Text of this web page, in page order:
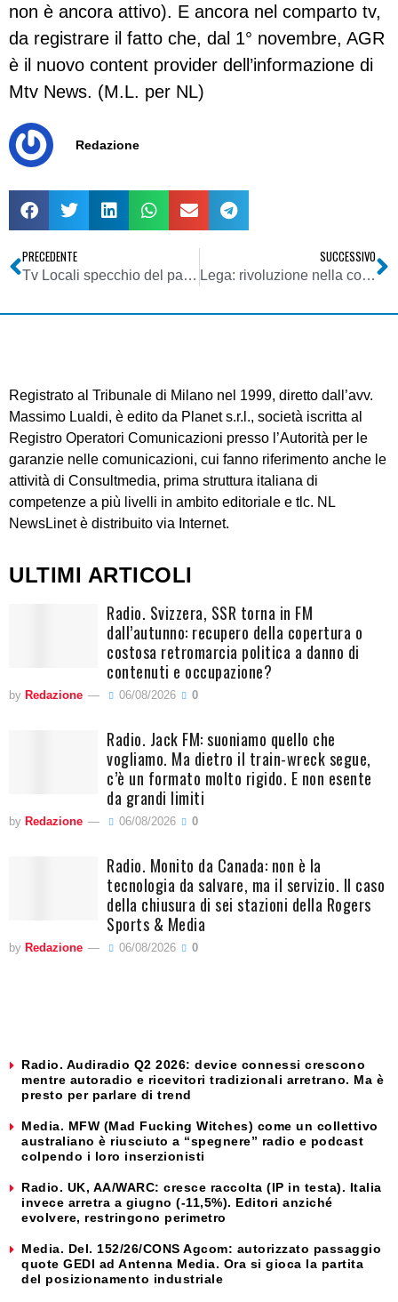
non è ancora attivo). E ancora nel comparto tv,
da registrare il fatto che, dal 1° novembre, AGR
è il nuovo content provider dell’informazione di
Mtv News. (M.L. per NL)
Redazione
PRECEDENTE
Tv Locali specchio del paese: dubbi amletici e zero certezze
SUCCESSIVO
Lega: rivoluzione nella comunicazione. Team di Morisi cancella carta e tv e salva (per ora) solo la radio
Registrato al Tribunale di Milano nel 1999, diretto dall’avv.
Massimo Lualdi, è edito da Planet s.r.l., società iscritta al
Registro Operatori Comunicazioni presso l’Autorità per le
garanzie nelle comunicazioni, cui fanno riferimento anche le
attività di Consultmedia, prima struttura italiana di
competenze a più livelli in ambito editoriale e tlc. NL
NewsLinet è distribuito via Internet.
ULTIMI ARTICOLI
Radio. Svizzera, SSR torna in FM
dall’autunno: recupero della copertura o
costosa retromarcia politica a danno di
contenuti e occupazione?
by Redazione 06/08/2026 0
Radio. Jack FM: suoniamo quello che
vogliamo. Ma dietro il train-wreck segue,
c’è un formato molto rigido. E non esente
da grandi limiti
by Redazione 06/08/2026 0
Radio. Monito da Canada: non è la
tecnologia da salvare, ma il servizio. Il caso
della chiusura di sei stazioni della Rogers
Sports & Media
by Redazione 06/08/2026 0
Radio. Audiradio Q2 2026: device connessi crescono
mentre autoradio e ricevitori tradizionali arretrano. Ma è
presto per parlare di trend
Media. MFW (Mad Fucking Witches) come un collettivo
australiano è riusciuto a “spegnere” radio e podcast
colpendo i loro inserzionisti
Radio. UK, AA/WARC: cresce raccolta (IP in testa). Italia
invece arretra a giugno (-11,5%). Editori anziché
evolvere, restringono perimetro
Media. Del. 152/26/CONS Agcom: autorizzato passaggio
quote GEDI ad Antenna Media. Ora si gioca la partita
del posizionamento industriale